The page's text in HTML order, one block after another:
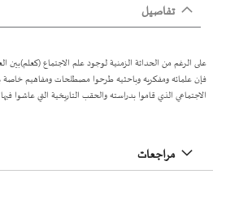
تفاصيل
على الرغم من الحداثة الزمنية لوجود علم الاجتماع (كعلم)بين
فإن علمائه ومفكريه وباحثيه طرحوا مصطلحات ومفاهيم خاصة
الاجتماعي الذي قاموا بدراسته والحقب التاريخية التي عاشوا
مراجعات